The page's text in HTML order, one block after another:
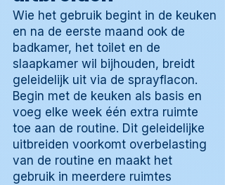
Wie het gebruik begint in de keuken
en na de eerste maand ook de
badkamer, het toilet en de
slaapkamer wil bijhouden, breidt
geleidelijk uit via de sprayflacon.
Begin met de keuken als basis en
voeg elke week één extra ruimte
toe aan de routine. Dit geleidelijke
uitbreiden voorkomt overbelasting
van de routine en maakt het
gebruik in meerdere ruimtes